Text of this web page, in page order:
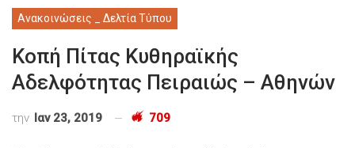
Ανακοινώσεις _ Δελτία Τύπου
Κοπή Πίτας Κυθηραϊκής
Αδελφότητας Πειραιώς – Αθηνών
την Ιαν 23, 2019 709